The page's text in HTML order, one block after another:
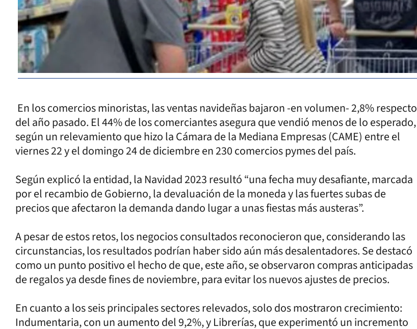
En los comercios minoristas, las ventas navideñas bajaron -en volumen- 2,8% respecto
del año pasado. El 44% de los comerciantes asegura que vendió menos de lo esperado,
según un relevamiento que hizo la Cámara de la Mediana Empresas (CAME) entre el
viernes 22 y el domingo 24 de diciembre en 230 comercios pymes del país.
Según explicó la entidad, la Navidad 2023 resultó “una fecha muy desafiante, marcada
por el recambio de Gobierno, la devaluación de la moneda y las fuertes subas de
precios que afectaron la demanda dando lugar a unas fiestas más austeras”.
A pesar de estos retos, los negocios consultados reconocieron que, considerando las
circunstancias, los resultados podrían haber sido aún más desalentadores. Se destacó
como un punto positivo el hecho de que, este año, se observaron compras anticipadas
de regalos ya desde fines de noviembre, para evitar los nuevos ajustes de precios.
En cuanto a los seis principales sectores relevados, solo dos mostraron crecimiento:
Indumentaria, con un aumento del 9,2%, y Librerías, que experimentó un incremento